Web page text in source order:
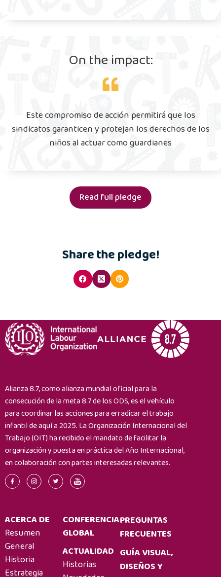
On the impact:
Este compromiso de acción permitirá que los
sindicatos garanticen y protejan los derechos de los
niños al actuar como guardianes
Read full pledge
Share the pledge!
Alianza 8.7, como alianza mundial oficial para la
consecución de la meta 8.7 de los ODS, es el vehículo
para coordinar las acciones para erradicar el trabajo
infantil de aquí a 2025. La Organización Internacional del
Trabajo (OIT) ha recibido el mandato de facilitar la
organización y puesta en práctica del Año Internacional,
en colaboración con partes interesadas relevantes.
ACERCA DE
Resumen
General
Historia
Estrategia
CONFERENCIA
GLOBAL
ACTUALIDAD
Historias
PREGUNTAS
FRECUENTES
GUÍA VISUAL,
DISEÑOS Y